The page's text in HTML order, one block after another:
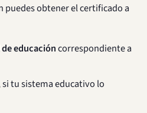
puedes obtener el certificado a
educacióncorrespondiente a
tu sistema educativo lo